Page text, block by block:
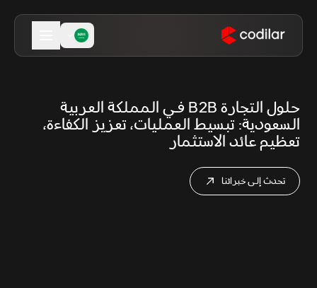
حلول التجارة B2B في المملكة العربية
السعودية: تبسيط العمليات، تعزيز الكفاءة،
تعظيم عائد الاستثمار
تحدث إلى خبرائنا